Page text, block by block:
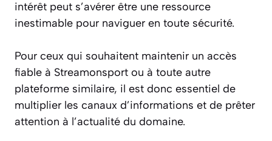
intérêt peut s’avérer être une ressource
inestimable pour naviguer en toute sécurité.
Pour ceux qui souhaitent maintenir un accès
fiable à Streamonsport ou à toute autre
plateforme similaire, il est donc essentiel de
multiplier les canaux d’informations et de prêter
attention à l’actualité du domaine.